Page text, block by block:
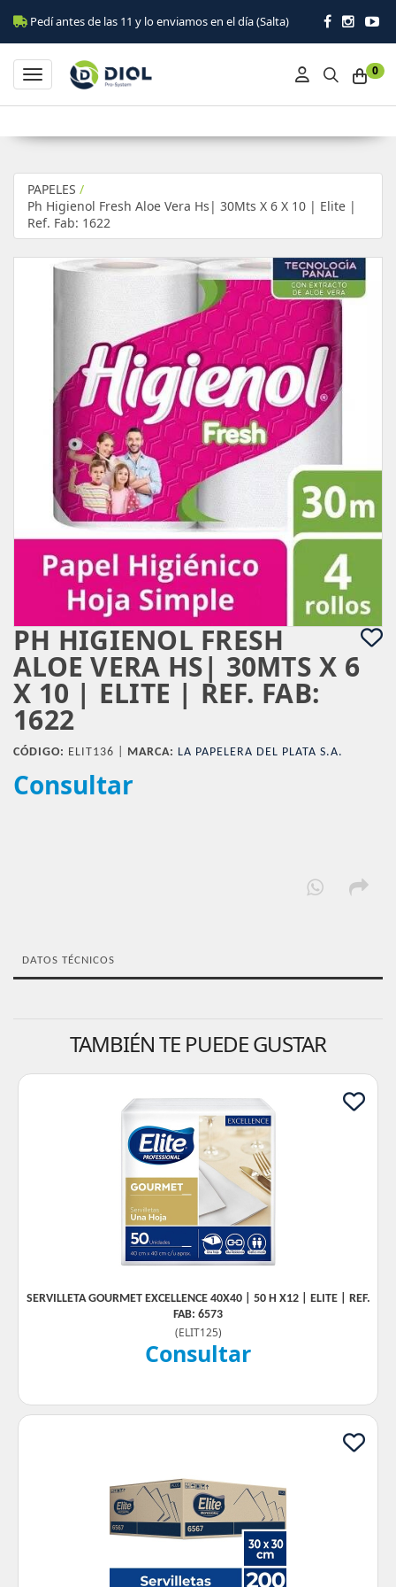
Pedí antes de las 11 y lo enviamos en el día (Salta)
0
Toggle navigation
PAPELES /
Ph Higienol Fresh Aloe Vera Hs| 30Mts X 6 X 10 | Elite |
Ref. Fab: 1622
PH HIGIENOL FRESH
ALOE VERA HS| 30MTS X 6
X 10 | ELITE | REF. FAB:
1622
CÓDIGO: ELIT136 | MARCA: LA PAPELERA DEL PLATA S.A.
Consultar
DATOS TÉCNICOS
TAMBIÉN TE PUEDE GUSTAR
SERVILLETA GOURMET EXCELLENCE 40X40 | 50 H X12 | ELITE | REF.
FAB: 6573
(ELIT125)
Consultar